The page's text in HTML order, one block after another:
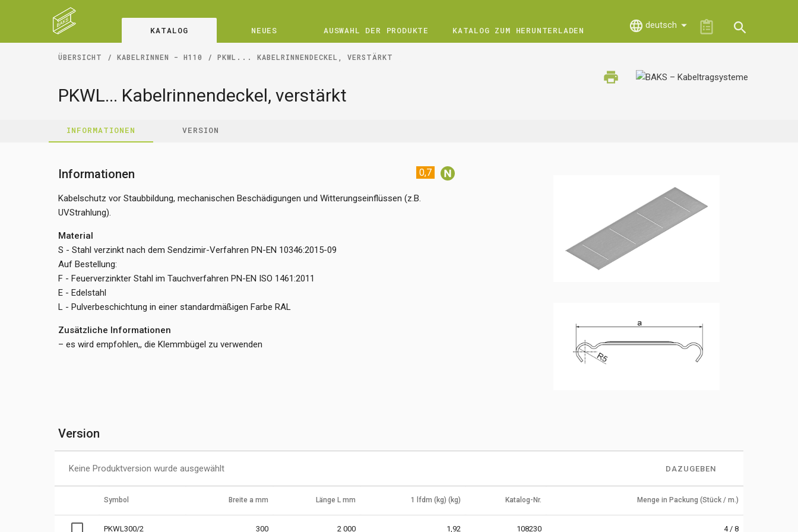
KATALOG NEUES AUSWAHL DER PRODUKTE KATALOG ZUM HERUNTERLADEN deutsch
ÜBERSICHT KABELRINNEN - H110 PKWL... KABELRINNENDECKEL, VERSTÄRKT
PKWL... Kabelrinnendeckel, verstärkt
INFORMATIONEN VERSION
0,7
Informationen
Kabelschutz vor Staubbildung, mechanischen Beschädigungen und Witterungseinflüssen (z.B.
UVStrahlung).
Material
S - Stahl verzinkt nach dem Sendzimir-Verfahren PN-EN 10346:2015-09
Auf Bestellung:
F - Feuerverzinkter Stahl im Tauchverfahren PN-EN ISO 1461:2011
E - Edelstahl
L - Pulverbeschichtung in einer standardmäßigen Farbe RAL
Zusätzliche Informationen
– es wird empfohlen,, die Klemmbügel zu verwenden
Version
Keine Produktversion wurde ausgewählt DAZUGEBEN
Symbol Breite a mm Länge L mm 1 lfdm (kg) (kg) Katalog-Nr. Menge in Packung (Stück / m.)
PKWL300/2 300 2 000 1,92 108230 4 / 8